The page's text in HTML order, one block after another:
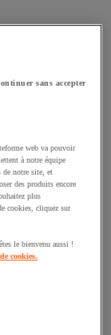
sans accepter
web va pouvoir
à notre équipe
de notre site, et
des produits encore
plus
cookies, cliquez sur
le bienvenu aussi !
cookies.